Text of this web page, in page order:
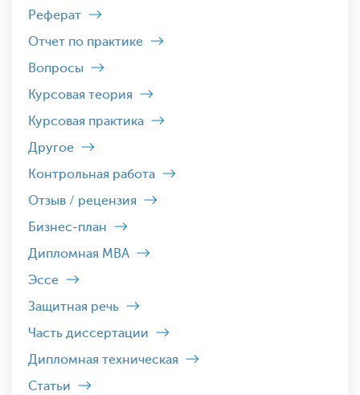
Реферат
Отчет по практике
Вопросы
Курсовая теория
Курсовая практика
Другое
Контрольная работа
Отзыв / рецензия
Бизнес-план
Дипломная MBA
Эссе
Защитная речь
Часть диссертации
Дипломная техническая
Статьи